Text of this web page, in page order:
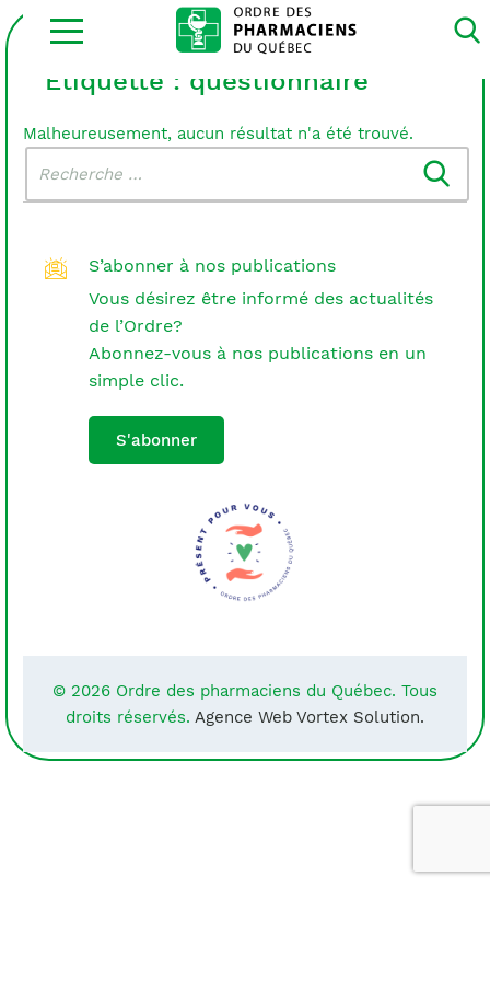
Ouvrir
la
site
Étiquette : questionnaire
Malheureusement, aucun résultat n'a été trouvé.
dans
le
S’abonner à nos publications
Vous désirez être informé des actualités
de l’Ordre?
Abonnez-vous à nos publications en un
simple clic.
S'abonner
© 2026 Ordre des pharmaciens du Québec. Tous
droits réservés. Agence Web Vortex Solution.